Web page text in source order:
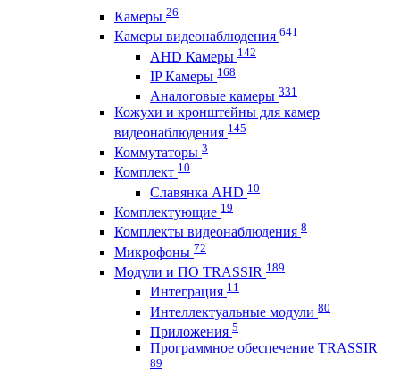
Камеры 26
Камеры видеонаблюдения 641
AHD Камеры 142
IP Камеры 168
Аналоговые камеры 331
Кожухи и кронштейны для камер
видеонаблюдения 145
Коммутаторы 3
Комплект 10
Славянка AHD 10
Комплектующие 19
Комплекты видеонаблюдения 8
Микрофоны 72
Модули и ПО TRASSIR 189
Интеграция 11
Интеллектуальные модули 80
Приложения 5
Программное обеспечение TRASSIR
89